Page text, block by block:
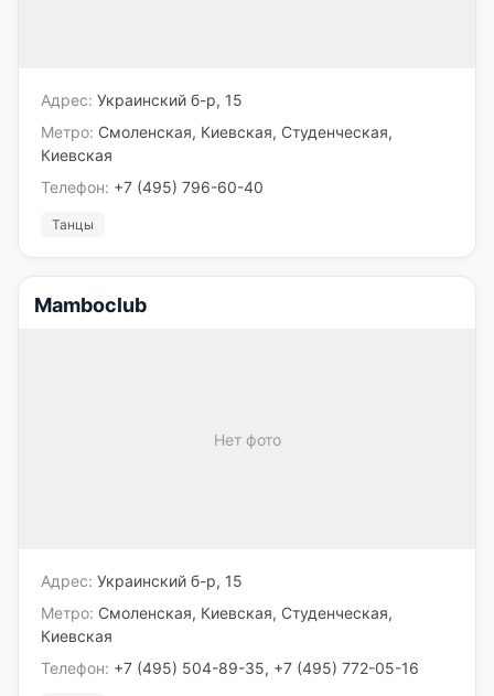
Адрес: Украинский б-р, 15
Метро: Смоленская, Киевская, Студенческая,
Киевская
Телефон: +7 (495) 796-60-40
Танцы
Mamboclub
Нет фото
Адрес: Украинский б-р, 15
Метро: Смоленская, Киевская, Студенческая,
Киевская
Телефон: +7 (495) 504-89-35, +7 (495) 772-05-16